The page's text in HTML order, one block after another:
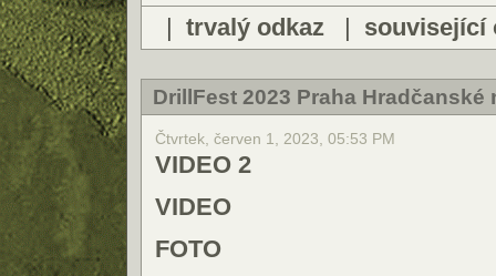
| trvalý odkaz | související
DrillFest 2023 Praha Hradčanské
Čtvrtek, červen 1, 2023, 05:53 PM
VIDEO 2
VIDEO
FOTO